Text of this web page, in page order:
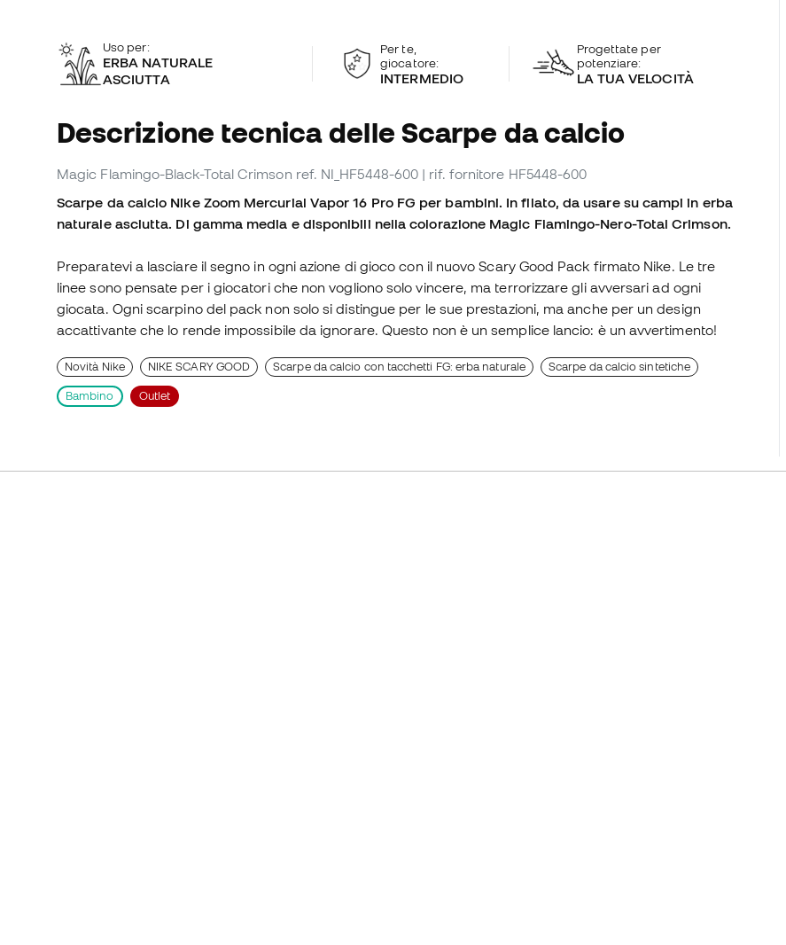
Uso per:
ERBA NATURALE
ASCIUTTA
Per te,
giocatore:
INTERMEDIO
Progettate per
potenziare:
LA TUA VELOCITÀ
Descrizione tecnica delle Scarpe da calcio
Magic Flamingo-Black-Total Crimson ref. NI_HF5448-600 | rif. fornitore HF5448-600
Scarpe da calcio Nike Zoom Mercurial Vapor 16 Pro FG per bambini. In filato, da usare su campi in erba
naturale asciutta. Di gamma media e disponibili nella colorazione Magic Flamingo-Nero-Total Crimson.
Preparatevi a lasciare il segno in ogni azione di gioco con il nuovo Scary Good Pack firmato Nike. Le tre
linee sono pensate per i giocatori che non vogliono solo vincere, ma terrorizzare gli avversari ad ogni
giocata. Ogni scarpino del pack non solo si distingue per le sue prestazioni, ma anche per un design
accattivante che lo rende impossibile da ignorare. Questo non è un semplice lancio: è un avvertimento!
Novità Nike NIKE SCARY GOOD Scarpe da calcio con tacchetti FG: erba naturale Scarpe da calcio sintetiche
Bambino Outlet